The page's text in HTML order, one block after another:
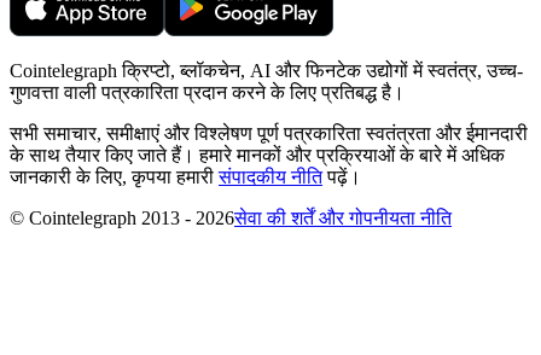
Cointelegraph क्रिप्टो, ब्लॉकचेन, AI और फिनटेक उद्योगों में स्वतंत्र, उच्च-
गुणवत्ता वाली पत्रकारिता प्रदान करने के लिए प्रतिबद्ध है।
सभी समाचार, समीक्षाएं और विश्लेषण पूर्ण पत्रकारिता स्वतंत्रता और ईमानदारी
के साथ तैयार किए जाते हैं। हमारे मानकों और प्रक्रियाओं के बारे में अधिक
जानकारी के लिए, कृपया हमारीसंपादकीय नीतिपढ़ें।
© Cointelegraph 2013 - 2026सेवा की शर्तें और गोपनीयता नीति